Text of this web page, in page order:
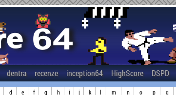
dentra recenze inception64 HighScore DSPD
d e f g h i j k l m n o p q